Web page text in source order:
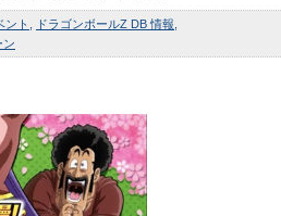
ント
ドラゴンボールZ DB 情報
ン